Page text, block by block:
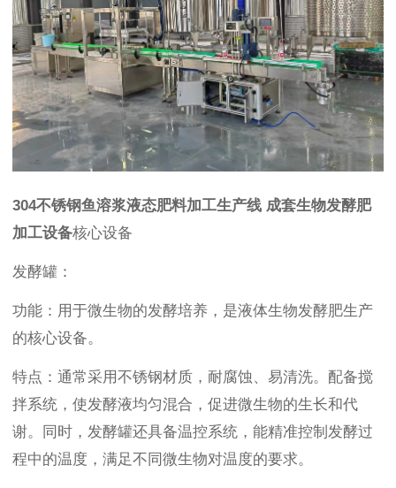
304不锈钢鱼溶浆液态肥料加工生产线 成套生物发酵肥
加工设备核心设备
发酵罐：
功能：用于微生物的发酵培养，是液体生物发酵肥生产
的核心设备。
特点：通常采用不锈钢材质，耐腐蚀、易清洗。配备搅
拌系统，使发酵液均匀混合，促进微生物的生长和代
谢。同时，发酵罐还具备温控系统，能精准控制发酵过
程中的温度，满足不同微生物对温度的要求。